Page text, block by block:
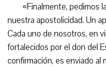
«Finalmente, pedimos
nuestra apostolicidad. Un
Cada uno de nosotros, en
fortalecidos por el don del
confirmación, es enviado